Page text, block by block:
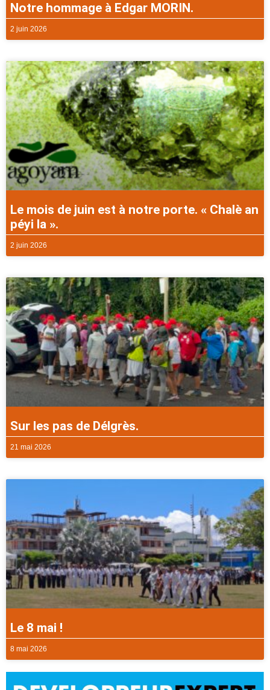
Notre hommage à Edgar MORIN.
2 juin 2026
Le mois de juin est à notre porte. « Chalè an
péyi la ».
2 juin 2026
Sur les pas de Délgrès.
21 mai 2026
Le 8 mai !
8 mai 2026